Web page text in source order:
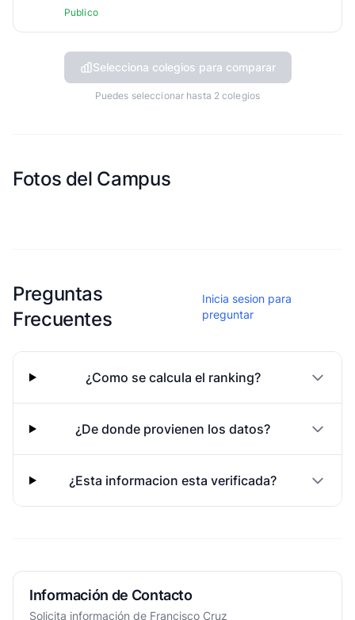
Publico
Selecciona colegios para comparar
Puedes seleccionar hasta 2 colegios
Fotos del Campus
Preguntas
Frecuentes
Inicia sesion para
preguntar
¿Como se calcula el ranking?
¿De donde provienen los datos?
¿Esta informacion esta verificada?
Información de Contacto
Solicita información de Francisco Cruz